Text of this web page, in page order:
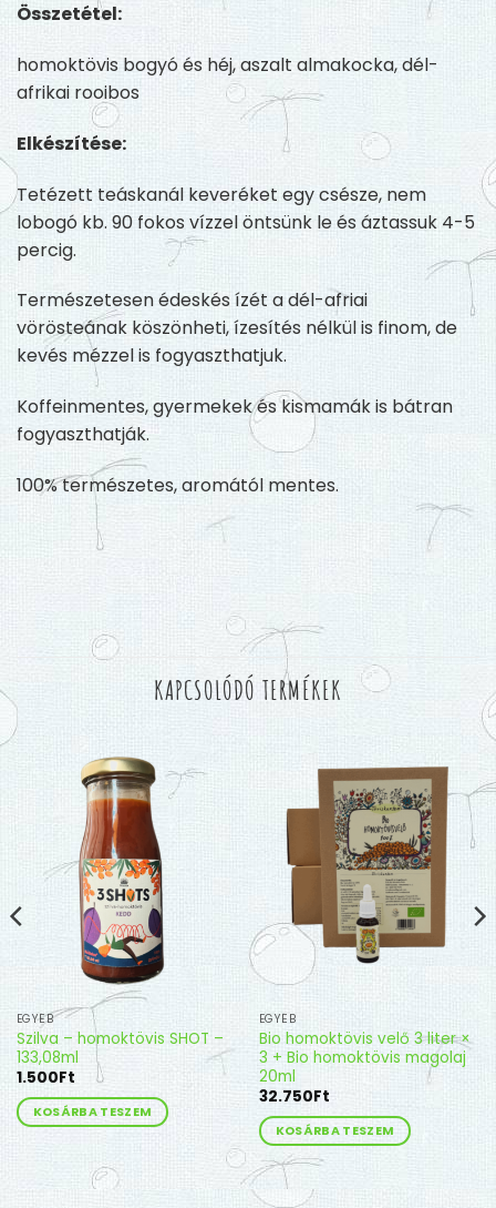
Összetétel:
homoktövis bogyó és héj, aszalt almakocka, dél-
afrikai rooibos
Elkészítése:
Tetézett teáskanál keveréket egy csésze, nem
lobogó kb. 90 fokos vízzel öntsünk le és áztassuk 4-5
percig.
Természetesen édeskés ízét a dél-afriai
vörösteának köszönheti, ízesítés nélkül is finom, de
kevés mézzel is fogyaszthatjuk.
Koffeinmentes, gyermekek és kismamák is bátran
fogyaszthatják.
100% természetes, aromától mentes.
KAPCSOLÓDÓ TERMÉKEK
EGYÉB
Szilva – homoktövis SHOT –
133,08ml
1.500Ft
KOSÁRBA TESZEM
EGYÉB
Bio homoktövis velő 3 liter ×
3 + Bio homoktövis magolaj
20ml
32.750Ft
KOSÁRBA TESZEM